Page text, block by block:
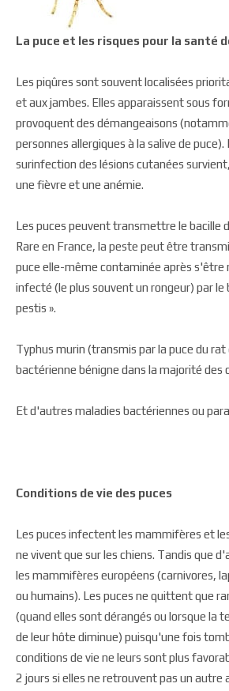
La puce et les risques pour la santé
Les piqûres sont souvent localisées
et aux jambes. Elles apparaissent sous
provoquent des démangeaisons
personnes allergiques à la salive de puce).
surinfection des lésions cutanées
une fièvre et une anémie.
Les puces peuvent transmettre le bacille
Rare en France, la peste peut être
puce elle-même contaminée après s'être
infecté (le plus souvent un rongeur) par le
pestis ».
Typhus murin (transmis par la puce du
bactérienne bénigne dans la majorité des
Et d'autres maladies bactériennes ou
Conditions de vie des puces
Les puces infectent les mammifères et
ne vivent que sur les chiens. Tandis que
les mammifères européens (carnivores,
ou humains). Les puces ne quittent que
(quand elles sont dérangés ou lorsque la
de leur hôte diminue) puisqu'une fois
conditions de vie ne leurs sont plus
2 jours si elles ne retrouvent pas un autre